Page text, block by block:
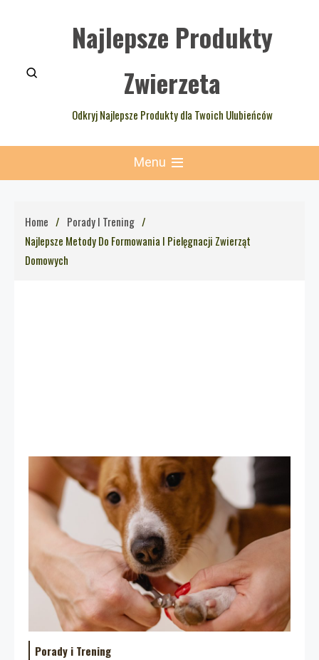
Najlepsze Produkty
Zwierzeta
Odkryj Najlepsze Produkty dla Twoich Ulubieńców
Menu
Home
Porady I Trening
Najlepsze Metody Do Formowania I Pielęgnacji Zwierząt
Domowych
Porady i Trening